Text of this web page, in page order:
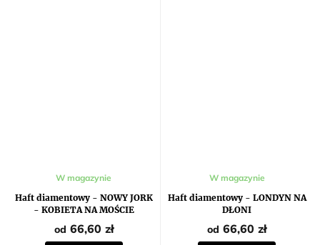
Haft diamentowy - NOWY JORK
- KOBIETA NA MOŚCIE
W magazynie
od 66,60 zł
Haft diamentowy - LONDYN NA
DŁONI
W magazynie
od 66,60 zł